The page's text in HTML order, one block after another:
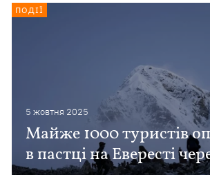
5 жовтня 2025
Майже 1000 туристів
в пастці на Евересті
ПОДІЇ